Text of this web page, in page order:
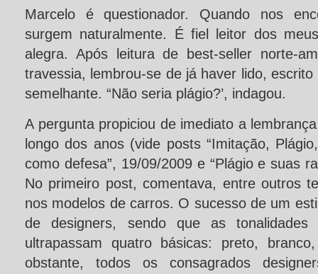
Marcelo é questionador. Quando nos
surgem naturalmente. É fiel leitor dos
alegra. Após leitura de best-seller norte-
travessia, lembrou-se de já haver lido, escrito
semelhante. “Não seria plágio?’, indagou.
A pergunta propiciou de imediato a
longo dos anos (vide posts “Imitação,
como defesa”, 19/09/2009 e “Plágio e suas
No primeiro post, comentava, entre outros
nos modelos de carros. O sucesso de um
de designers, sendo que as tonalidades
ultrapassam quatro básicas: preto,
obstante, todos os consagrados